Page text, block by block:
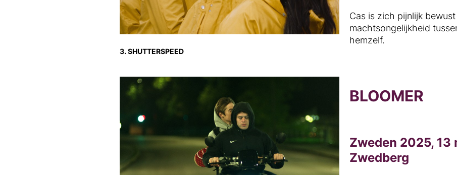
3. SHUTTERSPEED
Cas is zich pijnlijk
machtsongelijkheid
hemzelf.
BLOOMER
Zweden 2025, 13
Zwedberg